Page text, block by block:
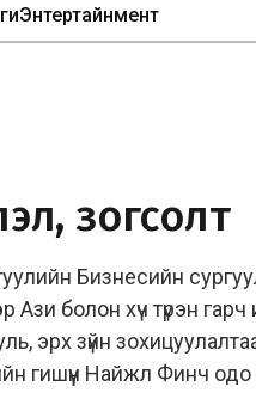
Энтертайнмент
зогсолт
Бизнесийн
болон хүч түрэн
эрх зүйн
гишүүн Найжл Финч одо